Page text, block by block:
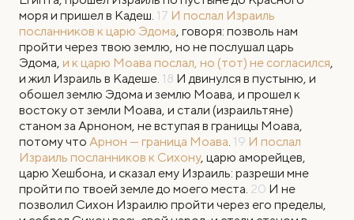
моря и пришел в Кадеш. 17 И послал Израиль
посланников к царю Эдома, говоря: позволь нам
пройти через твою землю, но не послушал царь
Эдома, и к царю Моава послал, но (тот) не согласился,
и жил Израиль в Кадеше. 18 И двинулся в пустыню, и
обошел землю Эдома и землю Моава, и прошел к
востоку от земли Моава, и стали (израильтяне)
станом за Арноном, не вступая в границы Моава,
потому что Арнон — граница Моава. 19 И послал
Израиль посланников к Сихону, царю аморейцев,
царю Хешбона, и сказал ему Израиль: разреши мне
пройти по твоей земле до моего места. 20 И не
позволил Сихон Израилю пройти через его пределы,